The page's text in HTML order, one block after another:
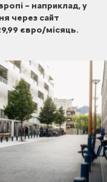
– наприклад, у
через сайт
євро/місяць.